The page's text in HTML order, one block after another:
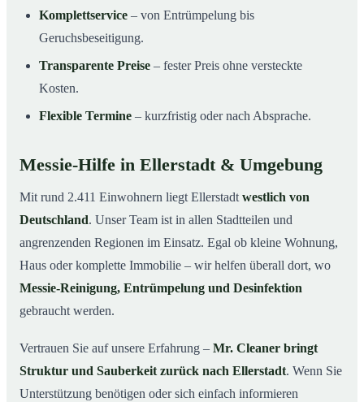
Komplettservice – von Entrümpelung bis
Geruchsbeseitigung.
Transparente Preise – fester Preis ohne versteckte
Kosten.
Flexible Termine – kurzfristig oder nach Absprache.
Messie-Hilfe in Ellerstadt & Umgebung
Mit rund 2.411 Einwohnern liegt Ellerstadt westlich von
Deutschland. Unser Team ist in allen Stadtteilen und
angrenzenden Regionen im Einsatz. Egal ob kleine Wohnung,
Haus oder komplette Immobilie – wir helfen überall dort, wo
Messie-Reinigung, Entrümpelung und Desinfektion
gebraucht werden.
Vertrauen Sie auf unsere Erfahrung – Mr. Cleaner bringt
Struktur und Sauberkeit zurück nach Ellerstadt. Wenn Sie
Unterstützung benötigen oder sich einfach informieren